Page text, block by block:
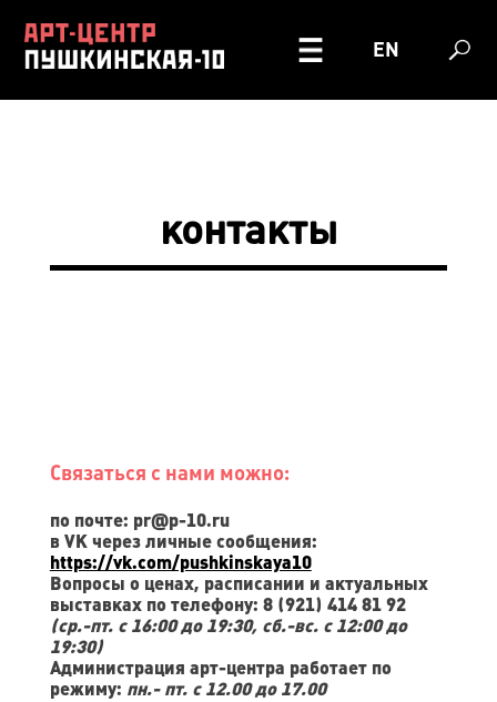
EN
контакты
Связаться с нами можно:
по почте: pr@p-10.ru
в VK через личные сообщения:
https://vk.com/pushkinskaya10
Вопросы о ценах, расписании и актуальных
выставках по телефону: 8 (921) 414 81 92
(ср.-пт. c 16:00 до 19:30, сб.-вс. с 12:00 до
19:30)
Администрация арт-центра работает по
режиму: пн.- пт. с 12.00 до 17.00